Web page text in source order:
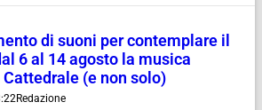
di suoni per contemplare il
6 al 14 agosto la musica
(e non solo)
Redazione